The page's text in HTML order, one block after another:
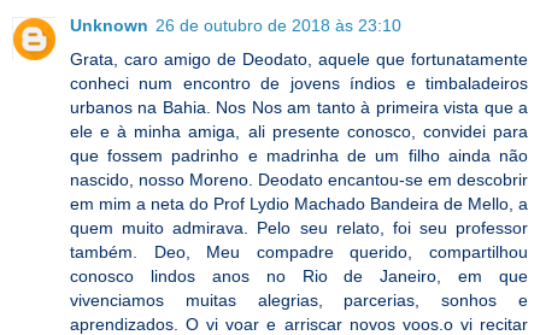
Unknown 26 de outubro de 2018 às 23:10
Grata, caro amigo de Deodato, aquele que fortunatamente
conheci num encontro de jovens índios e timbaladeiros
urbanos na Bahia. Nos Nos am tanto à primeira vista que a
ele e à minha amiga, ali presente conosco, convidei para
que fossem padrinho e madrinha de um filho ainda não
nascido, nosso Moreno. Deodato encantou-se em descobrir
em mim a neta do Prof Lydio Machado Bandeira de Mello, a
quem muito admirava. Pelo seu relato, foi seu professor
também. Deo, Meu compadre querido, compartilhou
conosco lindos anos no Rio de Janeiro, em que
vivenciamos muitas alegrias, parcerias, sonhos e
aprendizados. O vi voar e arriscar novos voos.o vi recitar